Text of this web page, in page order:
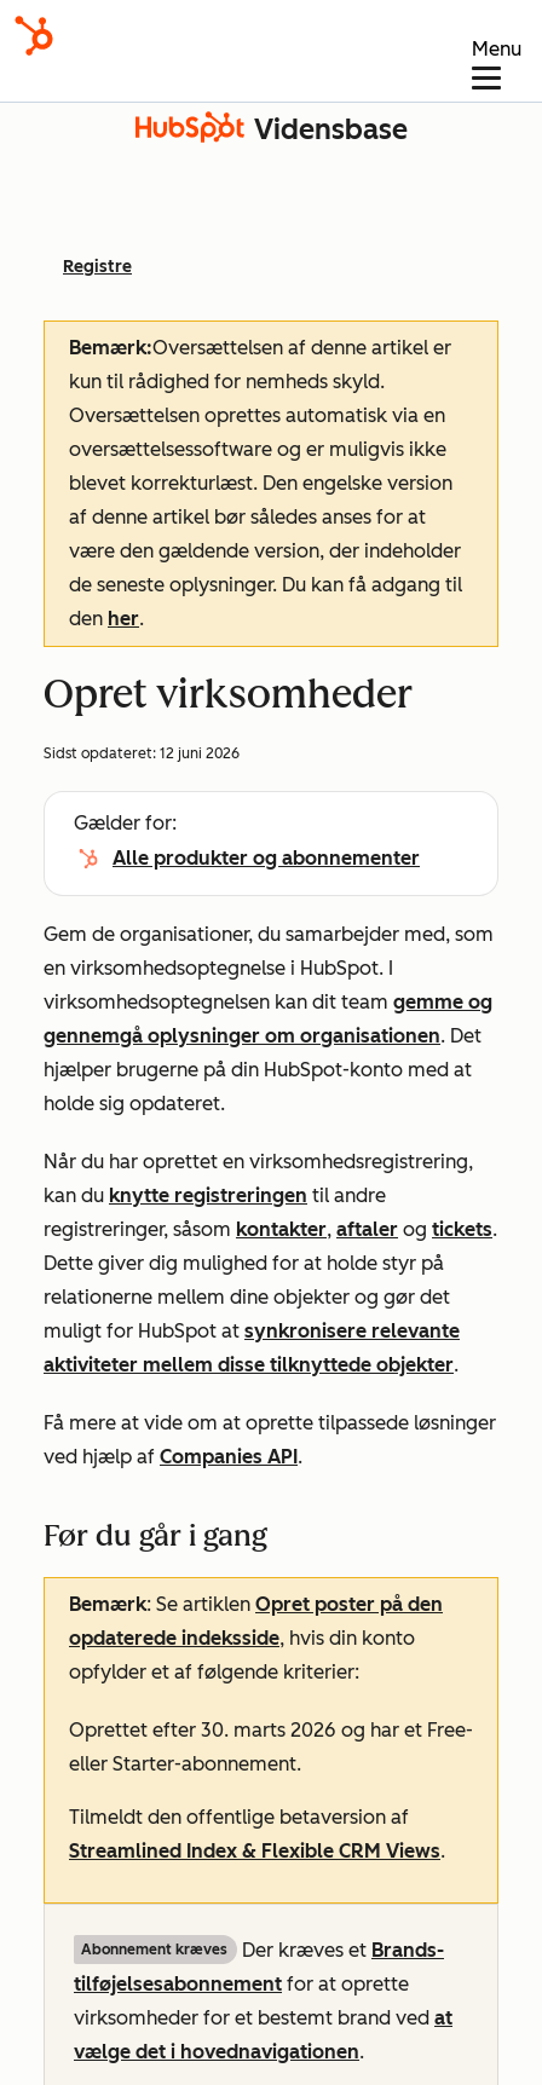
Menu
Vidensbase
Registre
Bemærk:Oversættelsen af denne artikel er
kun til rådighed for nemheds skyld.
Oversættelsen oprettes automatisk via en
oversættelsessoftware og er muligvis ikke
blevet korrekturlæst. Den engelske version
af denne artikel bør således anses for at
være den gældende version, der indeholder
de seneste oplysninger. Du kan få adgang til
den her.
Opret virksomheder
Sidst opdateret: 12 juni 2026
Gælder for:
Alle produkter og abonnementer
Gem de organisationer, du samarbejder med, som
en virksomhedsoptegnelse i HubSpot. I
virksomhedsoptegnelsen kan dit team gemme og
gennemgå oplysninger om organisationen. Det
hjælper brugerne på din HubSpot-konto med at
holde sig opdateret.
Når du har oprettet en virksomhedsregistrering,
kan du knytte registreringen til andre
registreringer, såsom kontakter, aftaler og tickets.
Dette giver dig mulighed for at holde styr på
relationerne mellem dine objekter og gør det
muligt for HubSpot at synkronisere relevante
aktiviteter mellem disse tilknyttede objekter.
Få mere at vide om at oprette tilpassede løsninger
ved hjælp af Companies API.
Før du går i gang
Bemærk: Se artiklen Opret poster på den
opdaterede indeksside, hvis din konto
opfylder et af følgende kriterier:
Oprettet efter 30. marts 2026 og har et Free-
eller Starter-abonnement.
Tilmeldt den offentlige betaversion af
Streamlined Index & Flexible CRM Views.
Abonnement kræves Der kræves et Brands-
tilføjelsesabonnement for at oprette
virksomheder for et bestemt brand ved at
vælge det i hovednavigationen.